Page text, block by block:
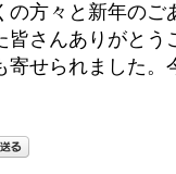
の方々と新年のご
皆さんありがとう
寄せられました。